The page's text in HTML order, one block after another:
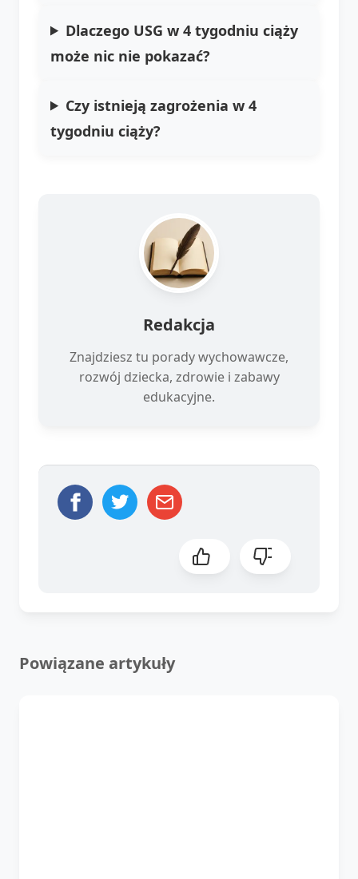
Dlaczego USG w 4 tygodniu ciąży
może nic nie pokazać?
Czy istnieją zagrożenia w 4
tygodniu ciąży?
Redakcja
Znajdziesz tu porady wychowawcze,
rozwój dziecka, zdrowie i zabawy
edukacyjne.
Powiązane artykuły